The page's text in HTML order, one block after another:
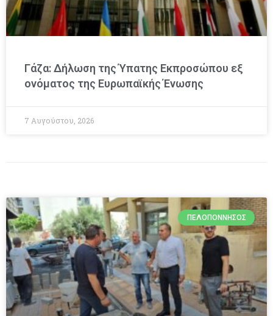
Γάζα: Δήλωση της Ύπατης Εκπροσώπου εξ
ονόματος της Ευρωπαϊκής Ένωσης
7 Αυγούστου, 2026
ΠΕΛΟΠΌΝΝΗΣΟΣ